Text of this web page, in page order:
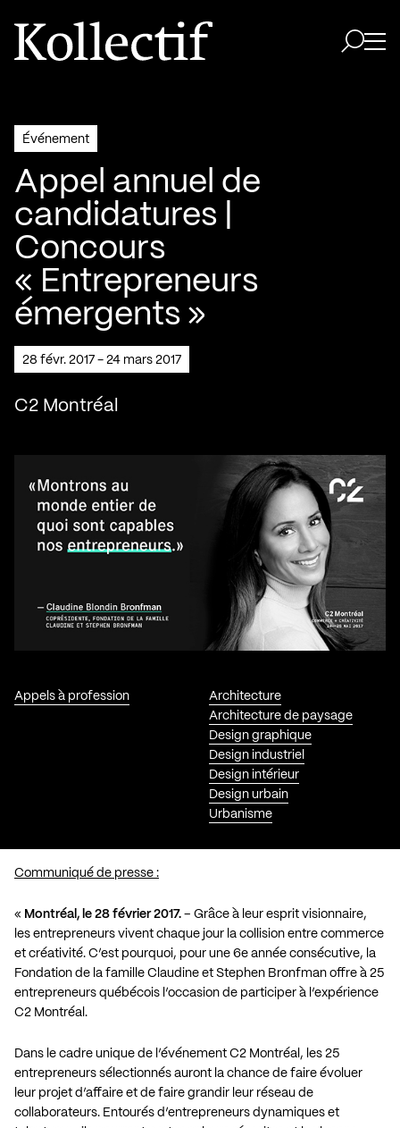
Aller à la page d'accueil
Logo Kollectif
Événement
Appel annuel de
candidatures |
Concours
« Entrepreneurs
émergents »
28 févr. 2017 - 24 mars 2017
C2 Montréal
Appels à profession
Architecture
Architecture de paysage
Design graphique
Design industriel
Design intérieur
Design urbain
Urbanisme
Communiqué de presse :
« Montréal, le 28 février 2017. – Grâce à leur esprit visionnaire,
les entrepreneurs vivent chaque jour la collision entre commerce
et créativité. C’est pourquoi, pour une 6e année consécutive, la
Fondation de la famille Claudine et Stephen Bronfman offre à 25
entrepreneurs québécois l’occasion de participer à l’expérience
C2 Montréal.
Dans le cadre unique de l’événement C2 Montréal, les 25
entrepreneurs sélectionnés auront la chance de faire évoluer
leur projet d’affaire et de faire grandir leur réseau de
collaborateurs. Entourés d’entrepreneurs dynamiques et